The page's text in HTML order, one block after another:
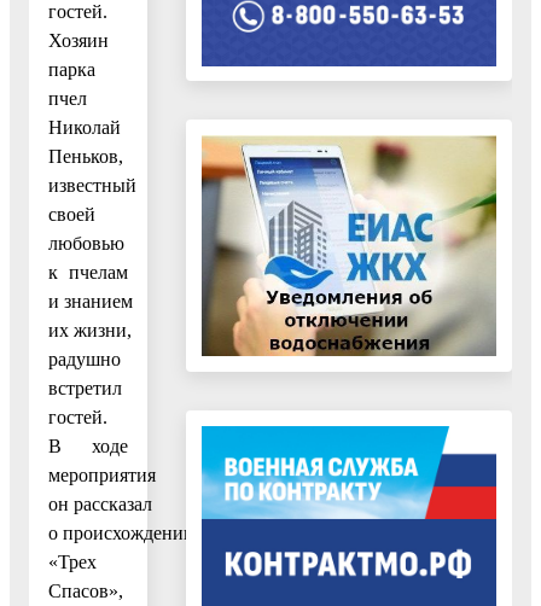
гостей.
Хозяин
парка
пчел
Николай
Пеньков,
известный
своей
любовью
к пчелам
и знанием
их жизни,
радушно
встретил
гостей.
В ходе
мероприятия
он рассказал
о происхождении
«Трех
Спасов»,